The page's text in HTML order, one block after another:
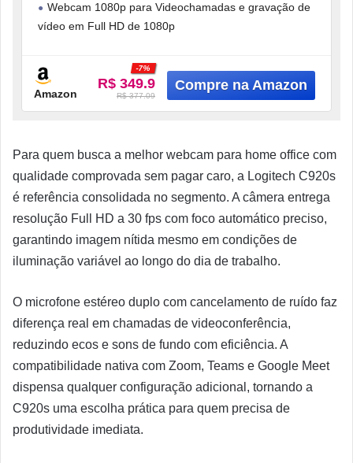
Zoom/Teams/Meet ou até Criação de
conteúdo – Preto
Webcam 1080p para Videochamadas e gravação de
vídeo em Full HD de 1080p
Amazon
R$ 349.9
-7%
R$ 377.09
Para quem busca a melhor webcam para home office com
qualidade comprovada sem pagar caro, a Logitech C920s
é referência consolidada no segmento. A câmera entrega
resolução Full HD a 30 fps com foco automático preciso,
garantindo imagem nítida mesmo em condições de
iluminação variável ao longo do dia de trabalho.
O microfone estéreo duplo com cancelamento de ruído faz
diferença real em chamadas de videoconferência,
reduzindo ecos e sons de fundo com eficiência. A
compatibilidade nativa com Zoom, Teams e Google Meet
dispensa qualquer configuração adicional, tornando a
C920s uma escolha prática para quem precisa de
produtividade imediata.